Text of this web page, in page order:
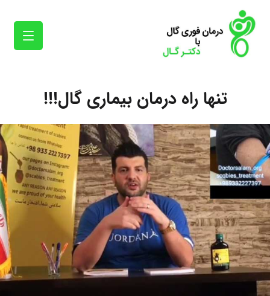
تنها راه درمان بیماری گال!!!